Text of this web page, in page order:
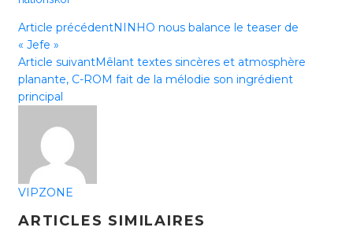
Article précédentNINHO nous balance le teaser de
« Jefe »
Article suivantMêlant textes sincères et atmosphère
planante, C-ROM fait de la mélodie son ingrédient
principal
VIPZONE
ARTICLES SIMILAIRES